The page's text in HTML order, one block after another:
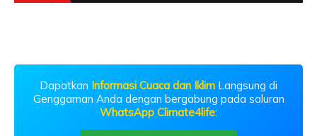
Dapatkan Informasi Cuaca dan Iklim Langsung di
Genggaman Anda dengan bergabung pada saluran
WhatsApp Climate4life: